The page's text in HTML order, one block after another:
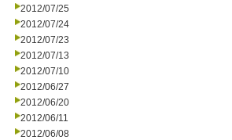
2012/07/25
2012/07/24
2012/07/23
2012/07/13
2012/07/10
2012/06/27
2012/06/20
2012/06/11
2012/06/08